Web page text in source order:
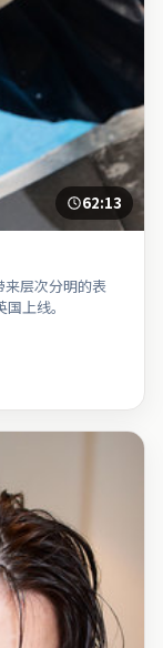
62:13
层次分明的表
上线。